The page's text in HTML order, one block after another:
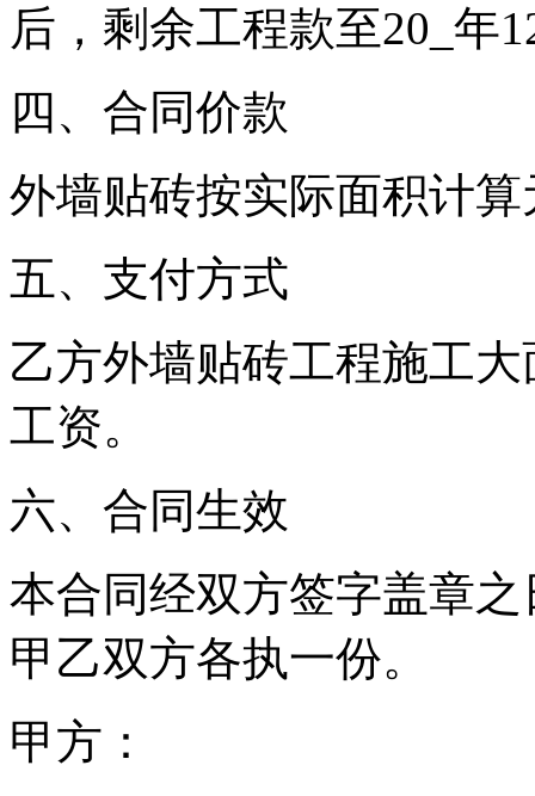
后，剩余工程款至20_ 年
四、合同价款
外墙贴砖按实际面积计
五、支付方式
乙方外墙贴砖工程施工
工资。
六、合同生效
本合同经双方签字盖章
甲乙双方各执一份。
甲方：